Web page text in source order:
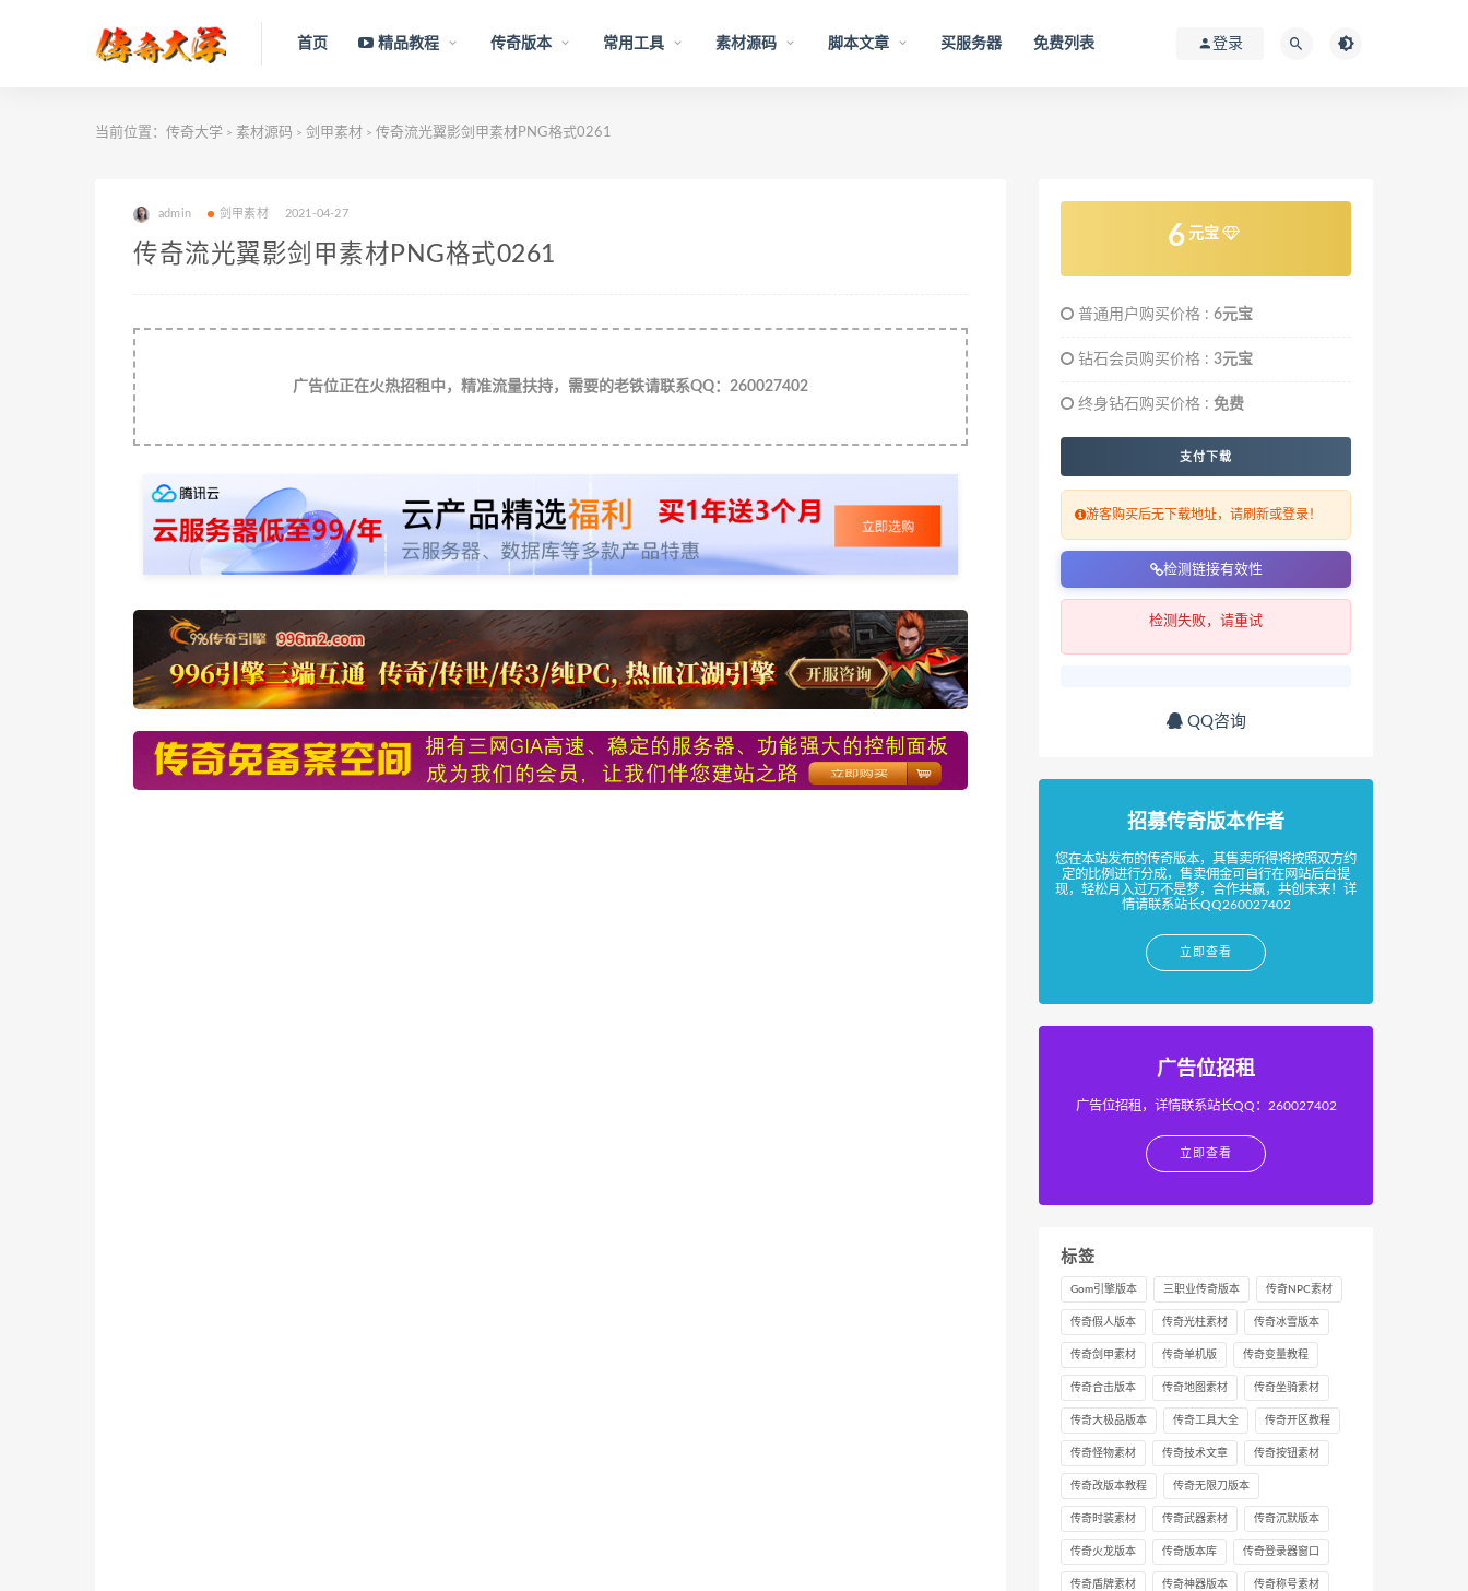
首页 精品教程 传奇版本 常用工具 素材源码 脚本文章 买服务器 免费列表 登录
当前位置： 传奇大学 > 素材源码 > 剑甲素材 > 传奇流光翼影剑甲素材PNG格式0261
admin 剑甲素材 2021-04-27
传奇流光翼影剑甲素材PNG格式0261
广告位正在火热招租中，精准流量扶持，需要的老铁请联系QQ：260027402
6 元宝
普通用户购买价格 : 6元宝
钻石会员购买价格 : 3元宝
终身钻石购买价格 : 免费
支付下载
游客购买后无下载地址，请刷新或登录！
检测链接有效性
检测失败，请重试
QQ咨询
招募传奇版本作者
您在本站发布的传奇版本，其售卖所得将按照双方约
定的比例进行分成，售卖佣金可自行在网站后台提
现，轻松月入过万不是梦，合作共赢，共创未来！详
情请联系站长QQ260027402
立即查看
广告位招租
广告位招租，详情联系站长QQ：260027402
立即查看
标签
Gom引擎版本 三职业传奇版本 传奇NPC素材
传奇假人版本 传奇光柱素材 传奇冰雪版本
传奇剑甲素材 传奇单机版 传奇变量教程
传奇合击版本 传奇地图素材 传奇坐骑素材
传奇大极品版本 传奇工具大全 传奇开区教程
传奇怪物素材 传奇技术文章 传奇按钮素材
传奇改版本教程 传奇无限刀版本
传奇时装素材 传奇武器素材 传奇沉默版本
传奇火龙版本 传奇版本库 传奇登录器窗口
传奇盾牌素材 传奇神器版本 传奇称号素材